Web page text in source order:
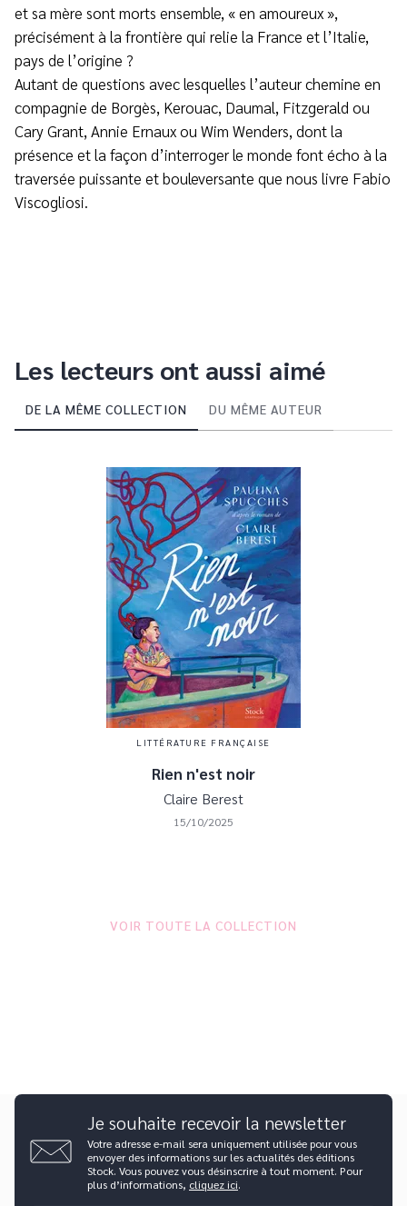
et sa mère sont morts ensemble, « en amoureux »,
précisément à la frontière qui relie la France et l’Italie,
pays de l’origine ?
Autant de questions avec lesquelles l’auteur chemine en
compagnie de Borgès, Kerouac, Daumal, Fitzgerald ou
Cary Grant, Annie Ernaux ou Wim Wenders, dont la
présence et la façon d’interroger le monde font écho à la
traversée puissante et bouleversante que nous livre Fabio
Viscogliosi.
Les lecteurs ont aussi aimé
DE LA MÊME COLLECTION DU MÊME AUTEUR
LITTÉRATURE FRANÇAISE
Rien n'est noir
Claire Berest
15/10/2025
VOIR TOUTE LA COLLECTION
Je souhaite recevoir la newsletter
Votre adresse e-mail sera uniquement utilisée pour vous
envoyer des informations sur les actualités des éditions
Stock. Vous pouvez vous désinscrire à tout moment. Pour
plus d’informations, cliquez ici.